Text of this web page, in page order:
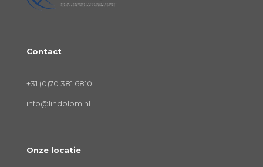
Contact
+31 (0)70 381 6810
info@lindblom.nl
Onze locatie